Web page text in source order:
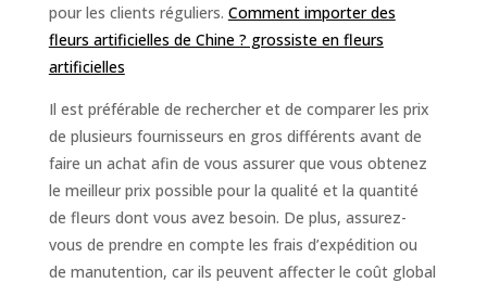
pour les clients réguliers. Comment importer des
fleurs artificielles de Chine ? grossiste en fleurs
artificielles
Il est préférable de rechercher et de comparer les prix
de plusieurs fournisseurs en gros différents avant de
faire un achat afin de vous assurer que vous obtenez
le meilleur prix possible pour la qualité et la quantité
de fleurs dont vous avez besoin. De plus, assurez-
vous de prendre en compte les frais d’expédition ou
de manutention, car ils peuvent affecter le coût global